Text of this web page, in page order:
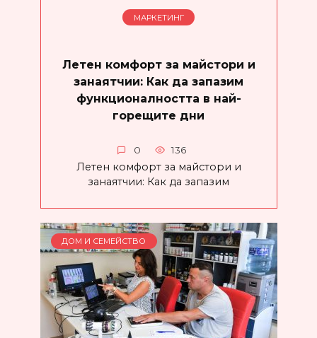
МАРКЕТИНГ
Летен комфорт за майстори и
занаятчии: Как да запазим
функционалността в най-
горещите дни
0 136
Летен комфорт за майстори и
занаятчии: Как да запазим
ДОМ И СЕМЕЙСТВО